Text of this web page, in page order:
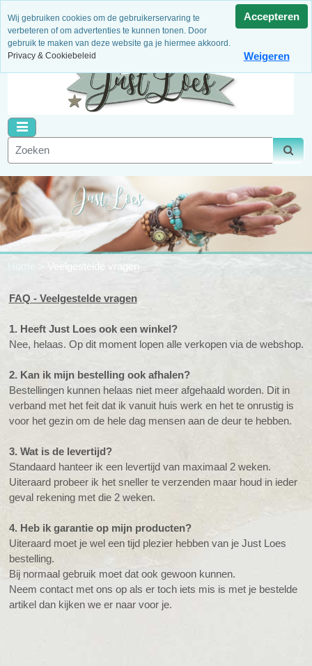
Niet goed, geld terug!
Dagelijks
nieuwe artikelen
Binnen 14 dagen retour Veilig betalen
Veelgestelde vragen
FAQ - Veelgestelde vragen
1. Heeft Just Loes ook een winkel?
Nee, helaas. Op dit moment lopen alle verkopen via de webshop.
2. Kan ik mijn bestelling ook afhalen?
Bestellingen kunnen helaas niet meer afgehaald worden. Dit in
verband met het feit dat ik vanuit huis werk en het te onrustig is
voor het gezin om de hele dag mensen aan de deur te hebben.
3. Wat is de levertijd?
Standaard hanteer ik een levertijd van maximaal 2 weken.
Uiteraard probeer ik het sneller te verzenden maar houd in ieder
geval rekening met die 2 weken.
4. Heb ik garantie op mijn producten?
Uiteraard moet je wel een tijd plezier hebben van je Just Loes
bestelling.
Bij normaal gebruik moet dat ook gewoon kunnen.
Neem contact met ons op als er toch iets mis is met je bestelde
artikel dan kijken we er naar voor je.
Wij gebruiken cookies om de gebruikerservaring te
verbeteren of om advertenties te kunnen tonen. Door
gebruik te maken van deze website ga je hiermee akkoord.
Privacy & Cookiebeleid
Accepteren
Weigeren